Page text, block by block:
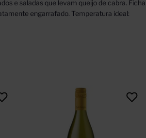
e saladas que levam queijo de cabra. Ficha
engarrafado. Temperatura ideal: